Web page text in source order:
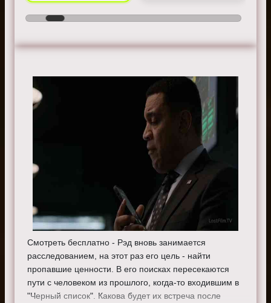
Смотреть бесплатно - Рэд вновь занимается
расследованием, на этот раз его цель - найти
пропавшие ценности. В его поисках пересекаются
пути с человеком из прошлого, когда-то входившим в
"Черный список". Какова будет их встреча после